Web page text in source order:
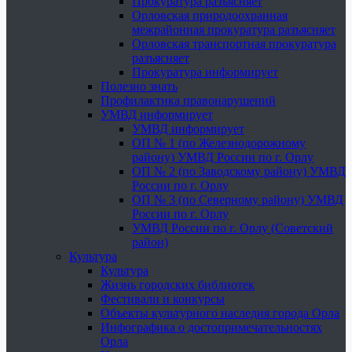
Орловская природоохранная
межрайонная прокуратура разъясняет
Орловская транспортная прокуратура
разъясняет
Прокуратура информирует
Полезно знать
Профилактика правонарушений
УМВД информирует
УМВД информирует
ОП № 1 (по Железнодорожному
району) УМВД России по г. Орлу
ОП № 2 (по Заводскому району) УМВД
России по г. Орлу
ОП № 3 (по Северному району) УМВД
России по г. Орлу
УМВД России по г. Орлу (Советский
район)
Культура
Культура
Жизнь городских библиотек
Фестивали и конкурсы
Объекты культурного наследия города Орла
Инфографика о достопримечательностях
Орла